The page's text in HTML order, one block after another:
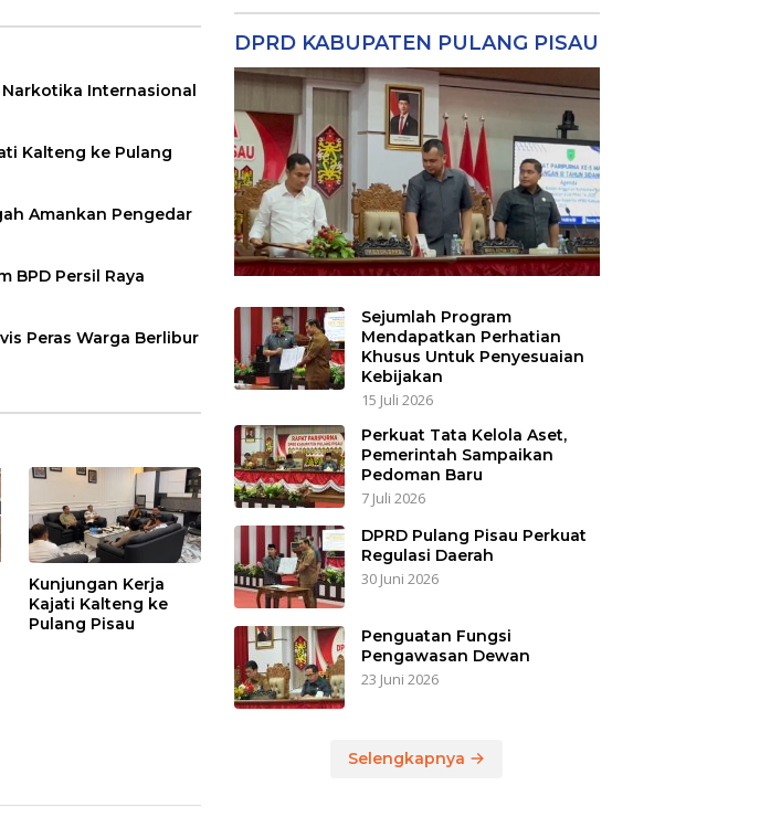
Internasional
Kalteng ke Pulang
Amankan Pengedar
BPD Persil Raya
Peras Warga Berlibur
Kunjungan Kerja
Kajati Kalteng ke
Pulang Pisau
DPRD KABUPATEN PULANG PISAU
Sejumlah Program
Mendapatkan Perhatian
Khusus Untuk Penyesuaian
Kebijakan
15 Juli 2026
Perkuat Tata Kelola Aset,
Pemerintah Sampaikan
Pedoman Baru
7 Juli 2026
DPRD Pulang Pisau Perkuat
Regulasi Daerah
30 Juni 2026
Penguatan Fungsi
Pengawasan Dewan
23 Juni 2026
Selengkapnya